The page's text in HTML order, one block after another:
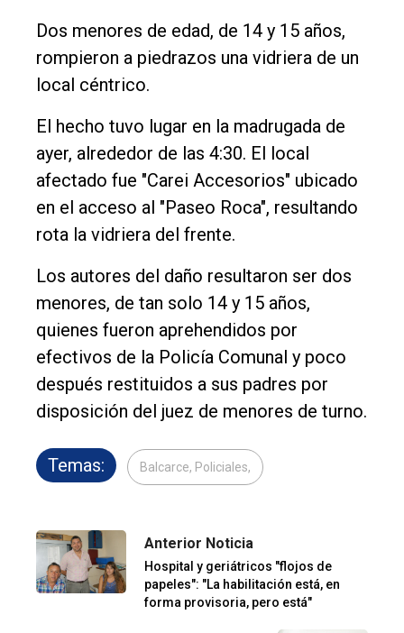
Rural
Deportes
Fúnebres
Edición
Empresa
Nosotros
Contacto
Dos menores de edad, de 14 y 15 años,
rompieron a piedrazos una vidriera de un
local céntrico.
El hecho tuvo lugar en la madrugada de
ayer, alrededor de las 4:30. El local
afectado fue "Carei Accesorios" ubicado
en el acceso al "Paseo Roca", resultando
rota la vidriera del frente.
Los autores del daño resultaron ser dos
menores, de tan solo 14 y 15 años,
quienes fueron aprehendidos por
efectivos de la Policía Comunal y poco
después restituidos a sus padres por
disposición del juez de menores de turno.
Temas: Balcarce, Policiales,
Anterior Noticia
Hospital y geriátricos "flojos de
papeles": "La habilitación está, en
forma provisoria, pero está"